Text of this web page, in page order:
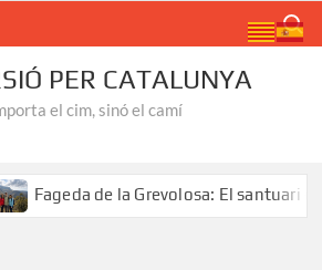
PER CATALUNYA
el cim, sinó el camí
Fageda de la Grevolosa: El santuari dels